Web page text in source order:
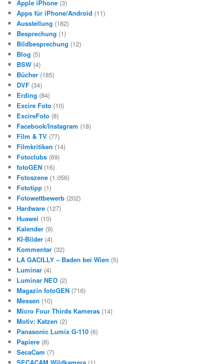
Apple iPhone (3)
Apps für iPhone/Android (11)
Ausstellung (182)
Besprechung (1)
Bildbesprechung (12)
Blog (5)
BSW (4)
Bücher (185)
DVF (34)
Erding (84)
Excire Foto (10)
ExcireFoto (8)
Facebook/Instagram (18)
Film & TV (77)
Filmkritiken (14)
Fotoclubs (69)
fotoGEN (16)
Fotoszene (1.056)
Fototipp (1)
Fotowettbewerb (202)
Hardware (127)
Huawei (10)
Kalender (9)
KI-Bilder (4)
Kommentar (32)
LA GACILLY – Baden bei Wien (5)
Luminar (4)
Luminar NEO (2)
Magazin fotoGEN (716)
Messen (10)
Micro Four Thirds Kameras (14)
Motiv: Katzen (2)
Panasonic Lumix G-110 (6)
Papiere (8)
SecaCam (7)